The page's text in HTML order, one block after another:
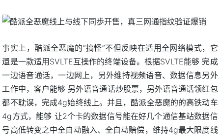
事实上，酷派全恶魔的“搞怪”不但反映在适用全网络模式，它
還是一款适用SVLTE互操作的终端设备。根据SVLTE能够 完成
一边语音通话，一边网上，另外维持视频语音、数据信息另外
工作中，客户能够 另外语音通话炒股票，另外语音通话领红包
都不耽误，完成4g始终线上。并且，酷派全恶魔的的高铁动车
4g方式，能够 让2个卡的数据信号能在好几个通信基站数据信
号高低转变之中全自动融入、全自动赔偿，维持4g最大限度线